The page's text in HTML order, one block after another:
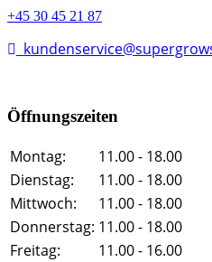
+45 30 45 21 87
Öffnungszeiten
Montag:
11.00 - 18.00
Dienstag:
11.00 - 18.00
Mittwoch:
11.00 - 18.00
Donnerstag: 11.00 - 18.00
Freitag:
11.00 - 16.00